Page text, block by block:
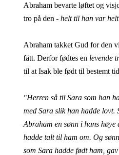
Abraham bevarte løftet og
tro på den - helt til han var
Abraham takket Gud for den
fått. Derfor fødtes en levende
til at Isak ble født til bestemt
"Herren så til Sara som han
med Sara slik han hadde lovt.
Abraham en sønn i hans
hadde talt til ham om. Og
som Sara hadde født ham,